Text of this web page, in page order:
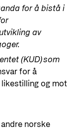
for å bistå i
av
(KUD)som
for å
og mot
norske